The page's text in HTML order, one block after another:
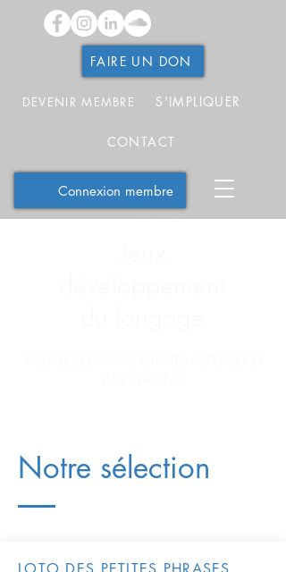
FAIRE UN DON
DEVENIR MEMBRE S'IMPLIQUER
CONTACT
Connexion membre
Notre sélection